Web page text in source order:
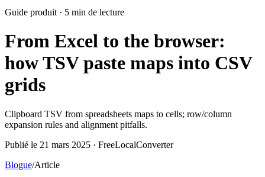
Guide produit · 5 min de lecture
From Excel to the browser:
how TSV paste maps into CSV
grids
Clipboard TSV from spreadsheets maps to cells; row/column
expansion rules and alignment pitfalls.
Publié le 21 mars 2025 · FreeLocalConverter
Blogue/Article